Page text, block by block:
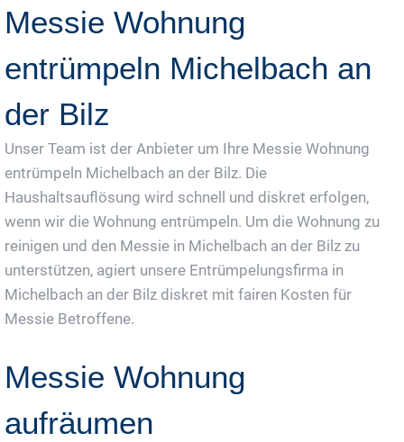
Messie Wohnung
entrümpeln Michelbach an
der Bilz
Unser Team ist der Anbieter um Ihre Messie Wohnung
entrümpeln Michelbach an der Bilz. Die
Haushaltsauflösung wird schnell und diskret erfolgen,
wenn wir die Wohnung entrümpeln. Um die Wohnung zu
reinigen und den Messie in Michelbach an der Bilz zu
unterstützen, agiert unsere Entrümpelungsfirma in
Michelbach an der Bilz diskret mit fairen Kosten für
Messie Betroffene.
Messie Wohnung
aufräumen